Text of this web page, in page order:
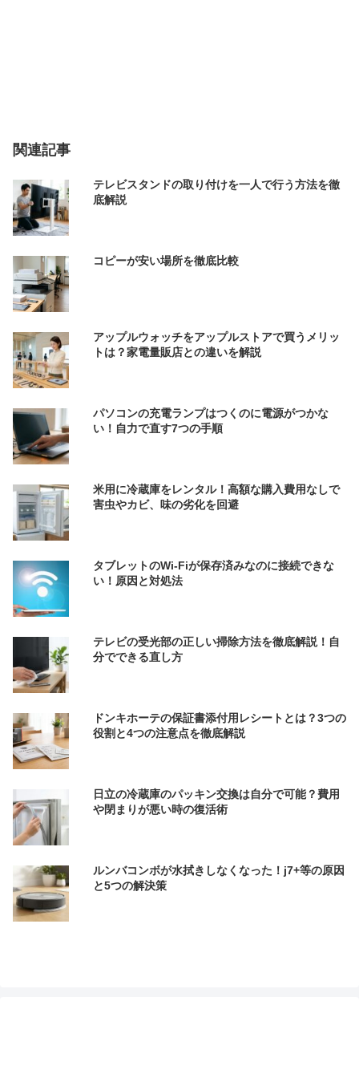
関連記事
テレビスタンドの取り付けを一人で行う方法を徹
底解説
コピーが安い場所を徹底比較
アップルウォッチをアップルストアで買うメリッ
トは？家電量販店との違いを解説
パソコンの充電ランプはつくのに電源がつかな
い！自力で直す7つの手順
米用に冷蔵庫をレンタル！高額な購入費用なしで
害虫やカビ、味の劣化を回避
タブレットのWi-Fiが保存済みなのに接続できな
い！原因と対処法
テレビの受光部の正しい掃除方法を徹底解説！自
分でできる直し方
ドンキホーテの保証書添付用レシートとは？3つの
役割と4つの注意点を徹底解説
日立の冷蔵庫のパッキン交換は自分で可能？費用
や閉まりが悪い時の復活術
ルンバコンボが水拭きしなくなった！j7+等の原因
と5つの解決策